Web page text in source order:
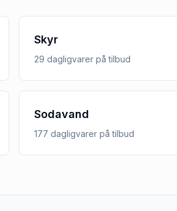
Skyr
29 dagligvarerpå tilbud
Sodavand
177 dagligvarerpå tilbud